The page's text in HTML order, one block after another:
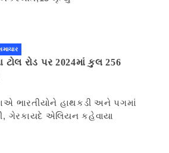
રોડ પર 2024માં કુલ 256